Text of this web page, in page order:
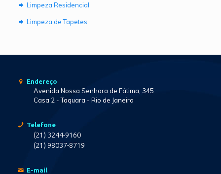
Limpeza Residencial
Limpeza de Tapetes
Endereço
Avenida Nossa Senhora de Fátima, 345
Casa 2 - Taquara - Rio de Janeiro
Telefone
(21) 3244-9160
(21) 98037-8719
E-mail